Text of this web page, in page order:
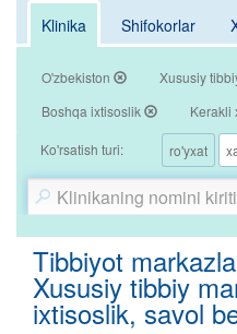
Klinika Shifokorlar
O'zbekiston
Xususiy
Boshqa ixtisoslik
Kerakli
Ko'rsatish turi: ro'yxat
Tibbiyot
Xususiy tibbiy
ixtisoslik, savol